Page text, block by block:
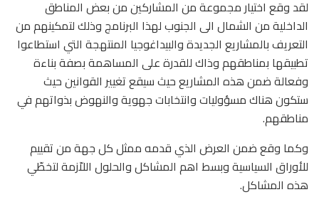
لقد وقع اختيار مجموعة من المشاركين من بعض المناطق
الداخلية من الشمال الى الجنوب لهذا البرنامج وذلك لتمكينهم من
التعريف بالمشاريع الجديدة والبيداغوجيا المنتهجة التي استطاعوا
تطبيقها بمناطقهم وذاك للقدرة على المساهمة بصفة بناءة
وفعالة ضمن هذه المشاريع حيث سيقع تغيير القوانين حيث
ستكون هناك مسؤوليات وانتخابات جهوية والنهوض بذواتهم في
مناطقهم.
وكما وقع ضمن العرض الذي قدمه ممثل كل جهة من تقييم
للأوراق السياسية وبسط اهم المشاكل والحلول اللاّزمة لتخطّي
هذه المشاكل.